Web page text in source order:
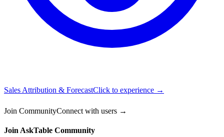
Sales Attribution & ForecastClick to experience →
Join CommunityConnect with users →
Join AskTable Community